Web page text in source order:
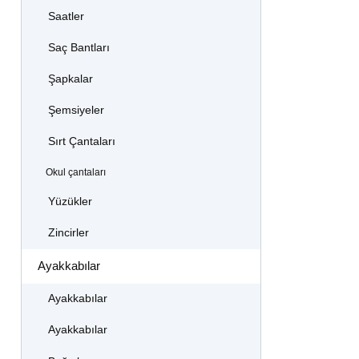
Saatler
Saç Bantları
Şapkalar
Şemsiyeler
Sırt Çantaları
Okul çantaları
Yüzükler
Zincirler
Ayakkabılar
Ayakkabılar
Ayakkabılar